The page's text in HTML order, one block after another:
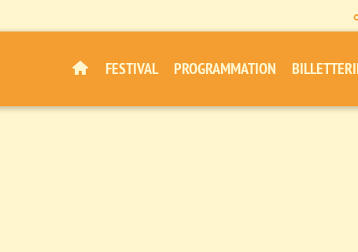
FESTIVAL PROGRAMMATION